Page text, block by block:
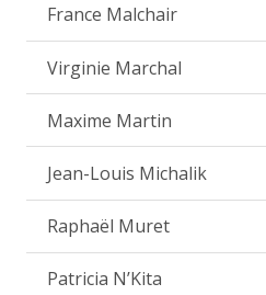
France Malchair
Virginie Marchal
Maxime Martin
Jean-Louis Michalik
Raphaël Muret
Patricia N’Kita